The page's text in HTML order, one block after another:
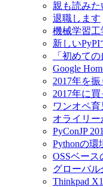
親も読み
退職します
機械学習
新しい
「初めて
Google
2017年を
2017年に
ワンオペ
オライリ
PyConJP
Pythonの
OSSベー
グローバル
Thinkpad